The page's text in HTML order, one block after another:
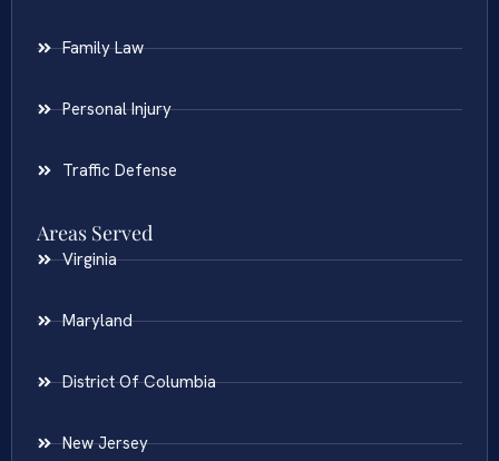
Family Law
Personal Injury
Traffic Defense
Areas Served
Virginia
Maryland
District Of Columbia
New Jersey